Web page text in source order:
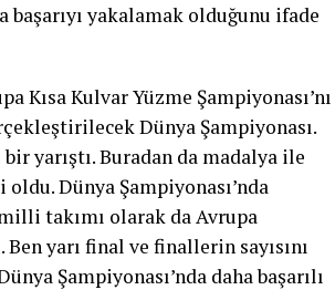
başarıyı yakalamak olduğunu ifade
Kısa Kulvar Yüzme Şampiyonası’nı
Dünya Şampiyonası.
yarıştı. Buradan da madalya ile
Dünya Şampiyonası’nda
takımı olarak da Avrupa
yarı final ve finallerin sayısını
Şampiyonası’nda daha başarılı